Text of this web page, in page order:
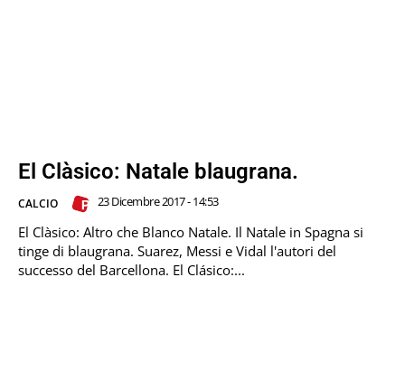
El Clàsico: Natale blaugrana.
CALCIO 23 Dicembre 2017 - 14:53
El Clàsico: Altro che Blanco Natale. Il Natale in Spagna si
tinge di blaugrana. Suarez, Messi e Vidal l'autori del
successo del Barcellona. El Clásico:...